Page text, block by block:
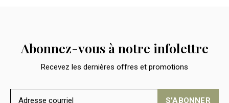
Abonnez-vous à notre infolettre
Recevez les dernières offres et promotions
S'ABONNER